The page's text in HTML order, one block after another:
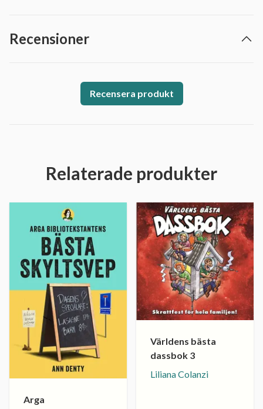
Recensioner
Recensera produkt
Relaterade produkter
Arga
Världens bästa
dassbok 3
Liliana Colanzi